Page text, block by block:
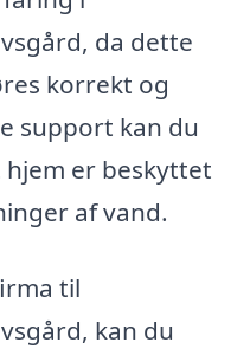
da dette
korrekt og
support kan du
er beskyttet
af vand.
til
kan du